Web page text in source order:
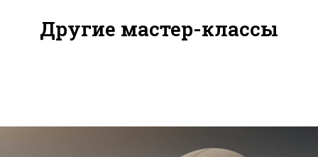
Другие мастер-классы